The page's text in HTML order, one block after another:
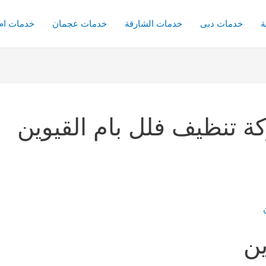
خدمات دبى خدمات الشارقة خدمات عجمان خدمات
تنظيف فلل بام القيوين